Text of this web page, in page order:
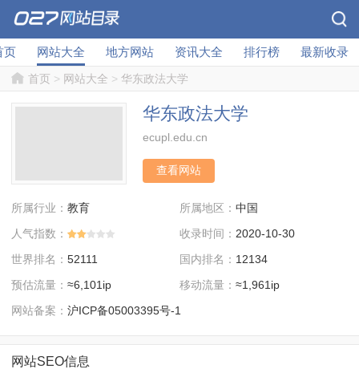
页 网站大全 地方网站 资讯大全 排行榜 最新收录
首页 > 网站大全 > 华东政法大学
华东政法大学
ecupl.edu.cn
查看网站
所属行业： 教育 所属地区： 中国
人气指数：
收录时间： 2020-10-30
世界排名： 52111 国内排名： 12134
预估流量： ≈6,101ip 移动流量： ≈1,961ip
网站备案： 沪ICP备05003395号-1
网站SEO信息